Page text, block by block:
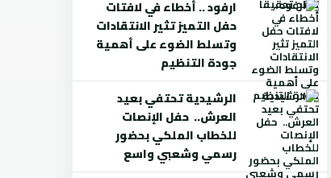
ارفود .. أخطاء في لافتات
حفل التميز تثير الانتقادات
وتسلط الضوء على أهمية
جودة التنظيم
الرشيدية تحتفي بعيد
العرش.. حفل الإنصات
للخطاب الملكي بحضور
رسمي وشعبي واسع